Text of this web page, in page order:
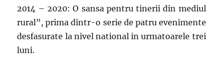
2014 – 2020: O sansa pentru tinerii din mediul
rural”, prima dintr-o serie de patru evenimente
desfasurate la nivel national in urmatoarele trei
luni.